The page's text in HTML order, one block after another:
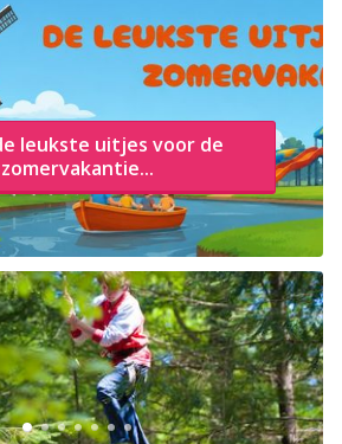
leukste uitjes voor de
zomervakantie...